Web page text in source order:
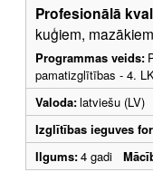
Profesionālā
kuģiem,
Programmas veids:
pamatizglītības - 4.
Valoda:latviešu (LV)
Izglītības ieguves
Ilgums:4 gadi